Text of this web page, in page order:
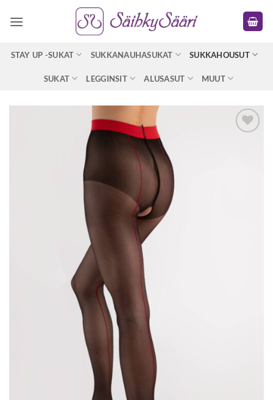
STAY UP -SUKAT SUKKANAUHASUKAT SUKKAHOUSUT
SUKAT LEGGINSIT ALUSASUT MUUT